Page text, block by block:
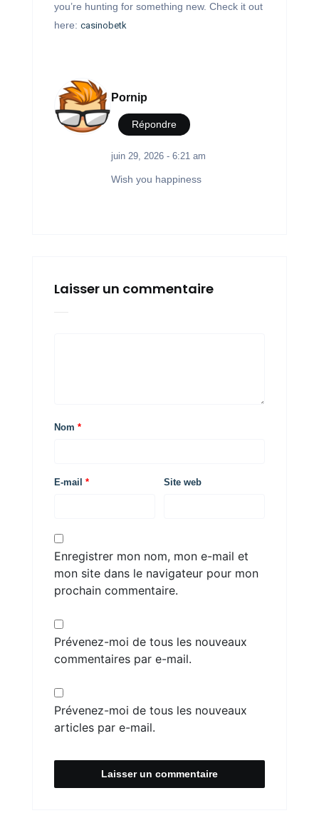
you’re hunting for something new. Check it out
here: casinobetk
Pornip
Répondre
juin 29, 2026 - 6:21 am
Wish you happiness
Laisser un commentaire
Nom *
E-mail * Site web
Enregistrer mon nom, mon e-mail et
mon site dans le navigateur pour mon
prochain commentaire.
Prévenez-moi de tous les nouveaux
commentaires par e-mail.
Prévenez-moi de tous les nouveaux
articles par e-mail.